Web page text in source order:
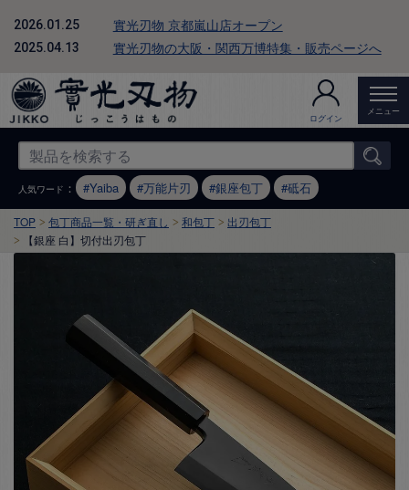
2026.01.25 實光刃物 京都嵐山店オープン
2025.04.13 實光刃物の大阪・関西万博特集・販売ページへ
ログイン
メニュー
人気ワード ： Yaiba 万能片刃 銀座包丁 砥石
TOP 包丁商品一覧・研ぎ直し 和包丁
出刃包丁
【銀座 白】切付出刃包丁